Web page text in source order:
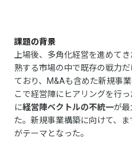
課題の背景
上場後、多角化経営を進めて
熟する市場の中で既存の戦力
ており、M&Aも含めた新規事
こで経営陣にヒアリングを行
に経営陣ベクトルの不統一が最
た。新規事業構築に向けて、ま
がテーマとなった。